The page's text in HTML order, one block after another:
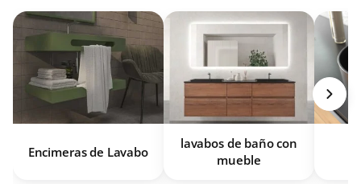
Encimeras de Lavabo
lavabos de baño con
mueble